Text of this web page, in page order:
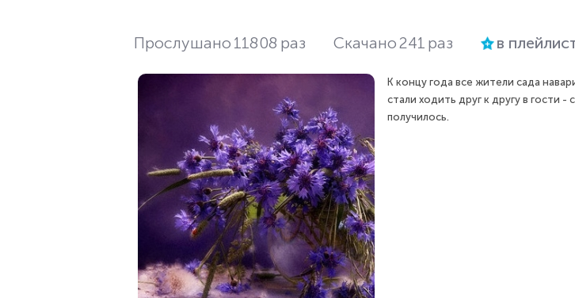
Прослушано 11808 раз Скачано241 раз в
К концу года все жители сада
стали ходить друг к другу в гости -
получилось.